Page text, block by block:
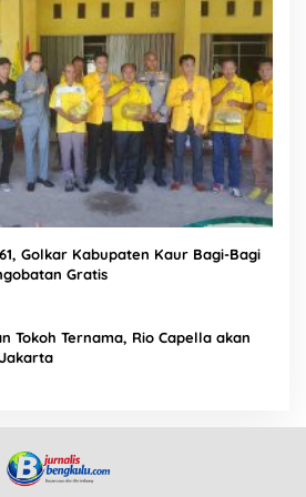
Golkar Kabupaten Kaur Bagi-Bagi
Gratis
Tokoh Ternama, Rio Capella akan
Jakarta